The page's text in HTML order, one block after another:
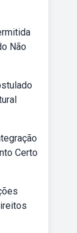
Não
Certo